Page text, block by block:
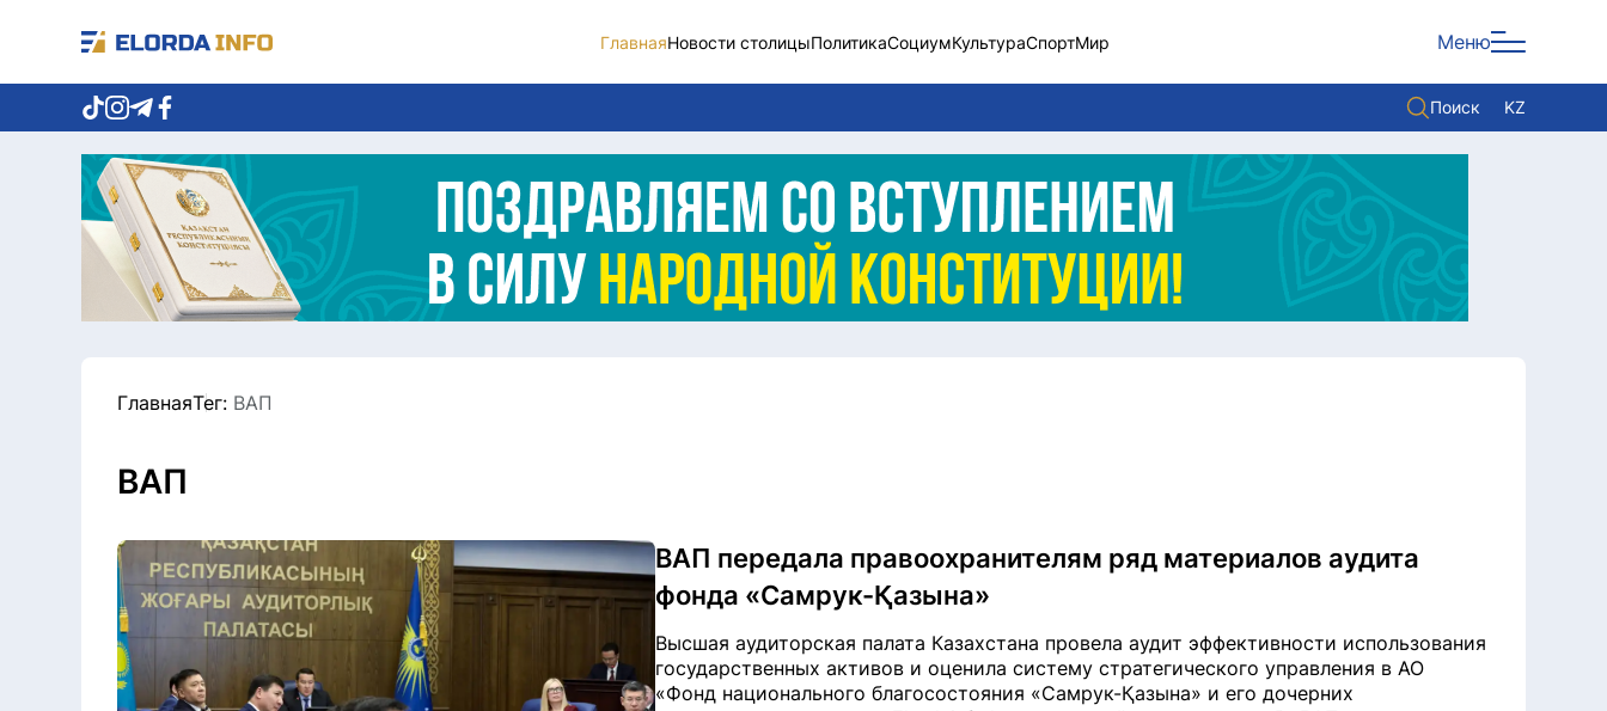
ГлавнаяНовости столицыПолитикаСоциумКультураСпортМир Меню
Поиск KZ
Новости столицы
Политика
Социум
Экономика
Спорт
Культура
ГлавнаяТег: ВАП
ВАП
ВАП передала правоохранителям ряд материалов аудита
фонда «Самрук-Қазына»
Высшая аудиторская палата Казахстана провела аудит эффективности использования
государственных активов и оценила систему стратегического управления в АО
«Фонд национального благосостояния «Самрук-Қазына» и его дочерних